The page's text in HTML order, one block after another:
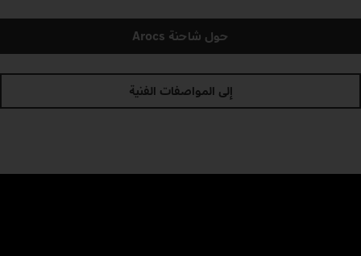
حول شاحنة Arocs
إلى المواصفات الفنية